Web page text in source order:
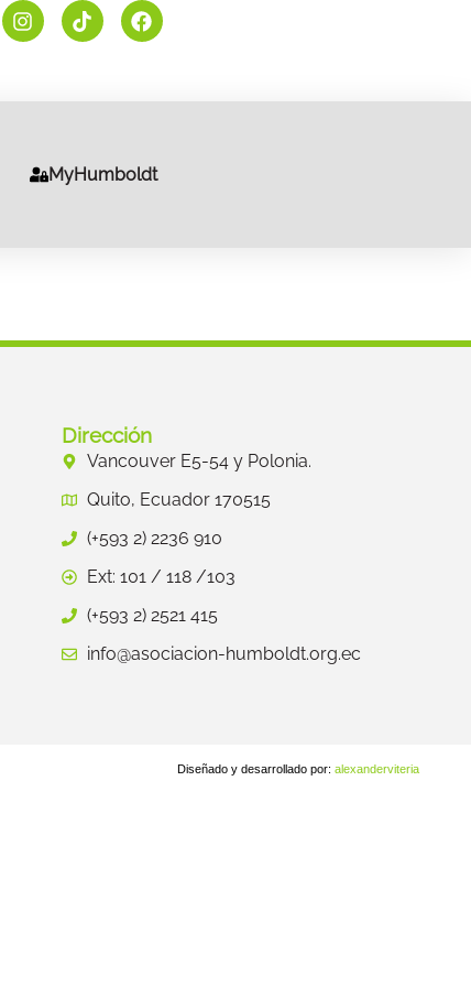
MyHumboldt
Dirección
Vancouver E5-54 y Polonia.
Quito, Ecuador 170515
(+593 2) 2236 910
Ext: 101 / 118 /103
(+593 2) 2521 415
info@asociacion-humboldt.org.ec
Diseñado y desarrollado por: alexanderviteria